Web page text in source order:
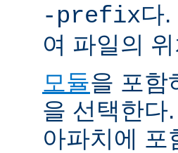
-prefix다.
여 파일의
모듈을 포함
을 선택한다.
아파치에